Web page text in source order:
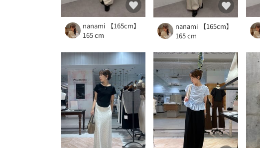
nanami 【165cm】
165 cm
nanami 【165cm】
165 cm